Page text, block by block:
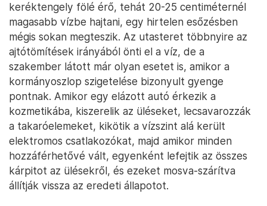
keréktengely fölé érő, tehát 20-25 centiméternél
magasabb vízbe hajtani, egy hirtelen esőzésben
mégis sokan megteszik. Az utasteret többnyire az
ajtótömítések irányából önti el a víz, de a
szakember látott már olyan esetet is, amikor a
kormányoszlop szigetelése bizonyult gyenge
pontnak. Amikor egy elázott autó érkezik a
kozmetikába, kiszerelik az üléseket, lecsavarozzák
a takaróelemeket, kikötik a vízszint alá került
elektromos csatlakozókat, majd amikor minden
hozzáférhetővé vált, egyenként lefejtik az összes
kárpitot az ülésekről, és ezeket mosva-szárítva
állítják vissza az eredeti állapotot.